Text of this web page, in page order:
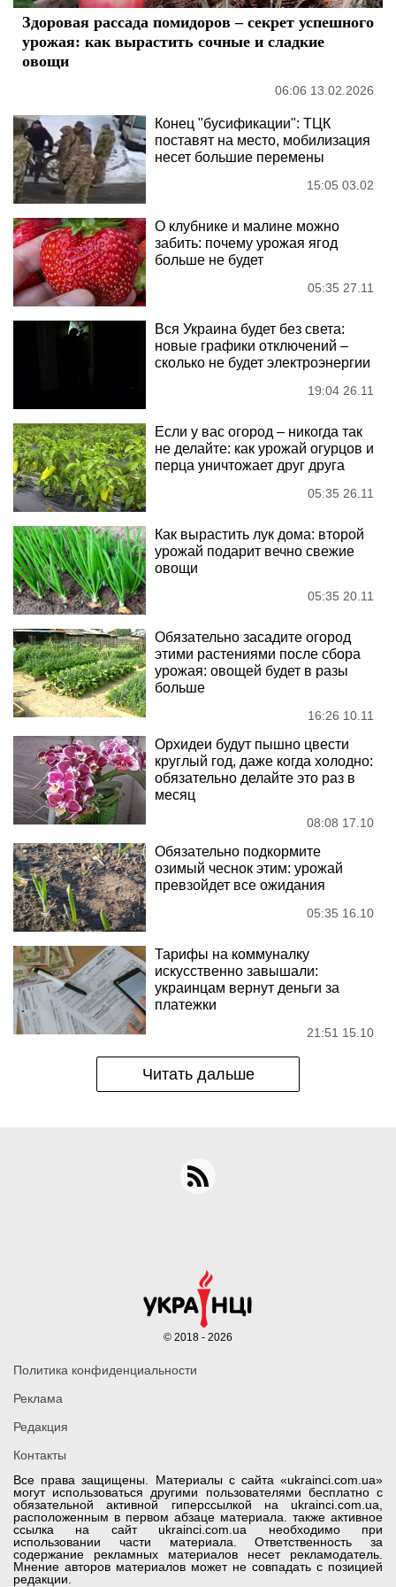
Здоровая рассада помидоров – секрет успешного
урожая: как вырастить сочные и сладкие
овощи
06:06 13.02.2026
Конец "бусификации": ТЦК
поставят на место, мобилизация
несет большие перемены
15:05 03.02
О клубнике и малине можно
забить: почему урожая ягод
больше не будет
05:35 27.11
Вся Украина будет без света:
новые графики отключений –
сколько не будет электроэнергии
19:04 26.11
Если у вас огород – никогда так
не делайте: как урожай огурцов и
перца уничтожает друг друга
05:35 26.11
Как вырастить лук дома: второй
урожай подарит вечно свежие
овощи
05:35 20.11
Обязательно засадите огород
этими растениями после сбора
урожая: овощей будет в разы
больше
16:26 10.11
Орхидеи будут пышно цвести
круглый год, даже когда холодно:
обязательно делайте это раз в
месяц
08:08 17.10
Обязательно подкормите
озимый чеснок этим: урожай
превзойдет все ожидания
05:35 16.10
Тарифы на коммуналку
искусственно завышали:
украинцам вернут деньги за
платежки
21:51 15.10
Читать дальше
Все права защищены. Материалы с сайта «ukrainci.com.ua»
могут использоваться другими пользователями бесплатно с
обязательной активной гиперссылкой на ukrainci.com.ua,
расположенным в первом абзаце материала. также активное
ссылка на сайт ukrainci.com.ua необходимо при
использовании части материала. Ответственность за
содержание рекламных материалов несет рекламодатель.
Мнение авторов материалов может не совпадать с позицией
редакции.
Политика конфиденциальности
Реклама
Редакция
Контакты
© 2018 - 2026